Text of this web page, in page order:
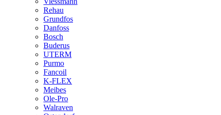
Rehau
Grundfos
Danfoss
Bosch
Buderus
UTERM
Purmo
Fancoil
K-FLEX
Meibes
Ole-Pro
Walraven